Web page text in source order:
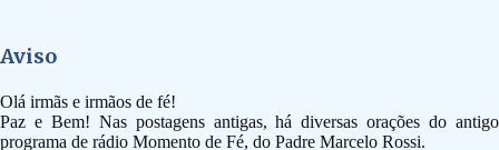
Aviso
Olá irmãs e irmãos de fé!
Paz e Bem! Nas postagens antigas, há diversas orações do antigo
programa de rádio Momento de Fé, do Padre Marcelo Rossi.